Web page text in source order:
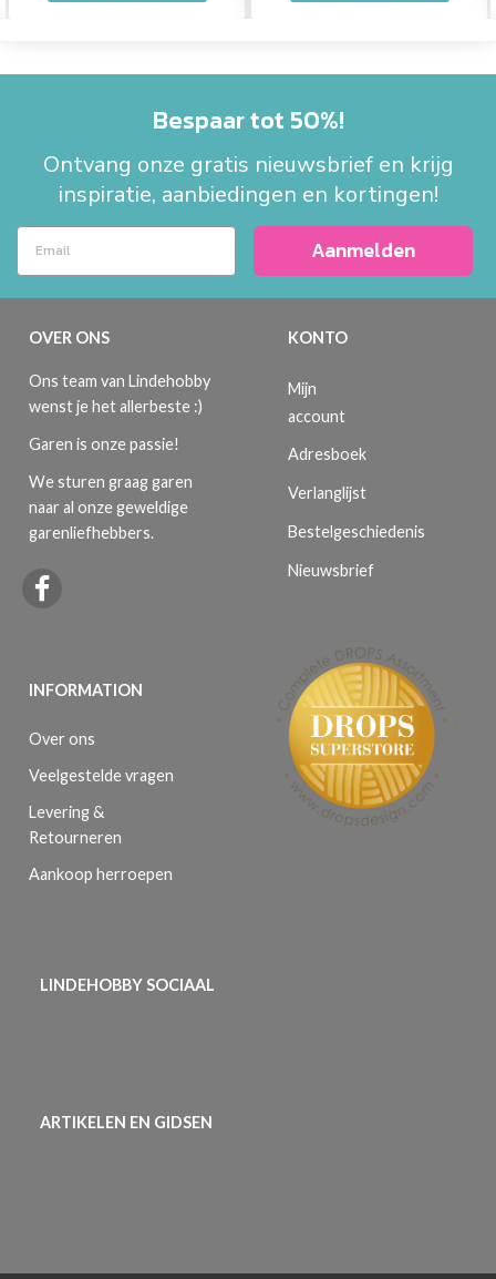
Bespaar tot 50%!
Ontvang onze gratis nieuwsbrief en krijg
inspiratie, aanbiedingen en kortingen!
Aanmelden
OVER ONS
Ons team van Lindehobby
wenst je het allerbeste :)
Garen is onze passie!
We sturen graag garen
naar al onze geweldige
garenliefhebbers.
INFORMATION
Over ons
Veelgestelde vragen
Levering &
Retourneren
Aankoop herroepen
KONTO
Mijn
account
Adresboek
Verlanglijst
Bestelgeschiedenis
Nieuwsbrief
LINDEHOBBY SOCIAAL
ARTIKELEN EN GIDSEN